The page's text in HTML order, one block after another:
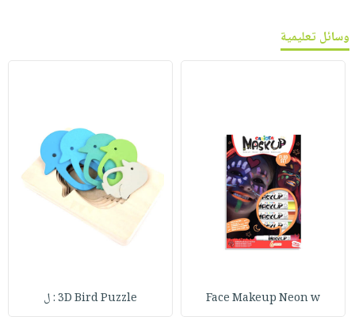
وسائل تعليمية
Face Makeup Neon w 3D Bird Puzzle : ل